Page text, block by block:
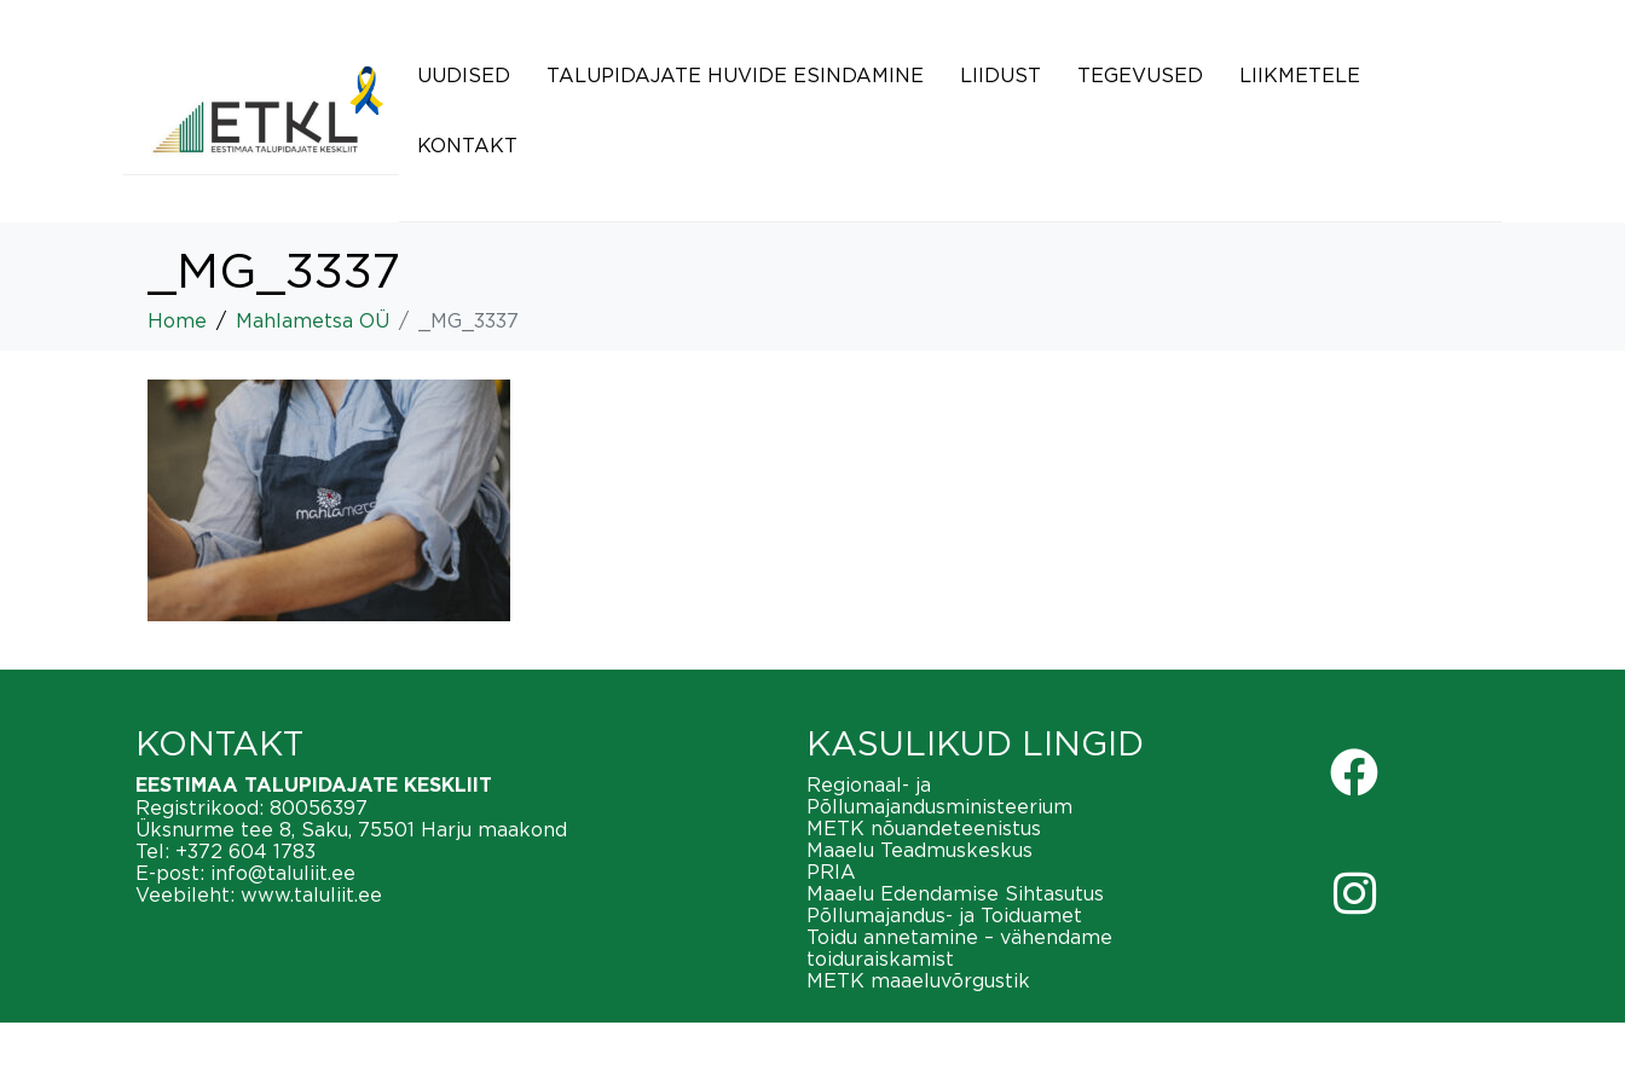
UUDISED TALUPIDAJATE HUVIDE ESINDAMINE LIIDUST TEGEVUSED LIIKMETELE
KONTAKT
_MG_3337
Home Mahlametsa OÜ _MG_3337
KONTAKT
EESTIMAA TALUPIDAJATE KESKLIIT
Registrikood: 80056397
Üksnurme tee 8, Saku, 75501 Harju maakond
Tel: +372 604 1783
E-post: info@taluliit.ee
Veebileht: www.taluliit.ee
KASULIKUD LINGID
Regionaal- ja
Põllumajandusministeerium
METK nõuandeteenistus
Maaelu Teadmuskeskus
PRIA
Maaelu Edendamise Sihtasutus
Põllumajandus- ja Toiduamet
Toidu annetamine – vähendame
toiduraiskamist
METK maaeluvõrgustik